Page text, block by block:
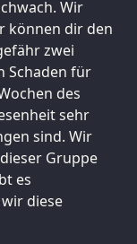
Wir
können dir den
zwei
Schaden für
des
sehr
sind. Wir
Gruppe
es
diese